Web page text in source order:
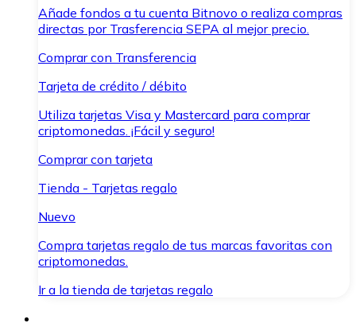
Añade fondos a tu cuenta Bitnovo o realiza compras
directas por Trasferencia SEPA al mejor precio.
Comprar con Transferencia
Tarjeta de crédito / débito
Utiliza tarjetas Visa y Mastercard para comprar
criptomonedas. ¡Fácil y seguro!
Comprar con tarjeta
Tienda - Tarjetas regalo
Nuevo
Compra tarjetas regalo de tus marcas favoritas con
criptomonedas.
Ir a la tienda de tarjetas regalo